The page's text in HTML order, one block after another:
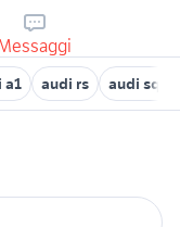
a1 audi rs audi sq5